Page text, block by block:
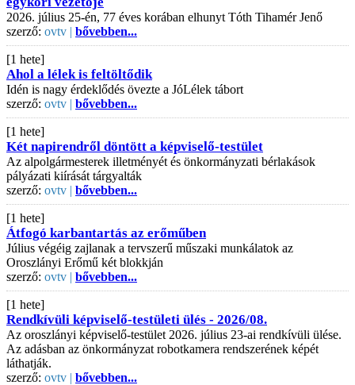
2026. július 25-én, 77 éves korában elhunyt Tóth Tihamér Jenő
szerző: ovtv | bővebben...
[1 hete]
Ahol a lélek is feltöltődik
Idén is nagy érdeklődés övezte a JóLélek tábort
szerző: ovtv | bővebben...
[1 hete]
Két napirendről döntött a képviselő-testület
Az alpolgármesterek illetményét és önkormányzati bérlakások
pályázati kiírását tárgyalták
szerző: ovtv | bővebben...
[1 hete]
Átfogó karbantartás az erőműben
Július végéig zajlanak a tervszerű műszaki munkálatok az
Oroszlányi Erőmű két blokkján
szerző: ovtv | bővebben...
[1 hete]
Rendkívüli képviselő-testületi ülés - 2026/08.
Az oroszlányi képviselő-testület 2026. július 23-ai rendkívüli ülése.
Az adásban az önkormányzat robotkamera rendszerének képét
láthatják.
szerző: ovtv | bővebben...